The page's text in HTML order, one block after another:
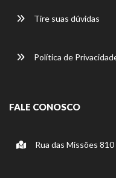
Tire suas dúvidas
Política de
FALE CONOSCO
Rua das Missões